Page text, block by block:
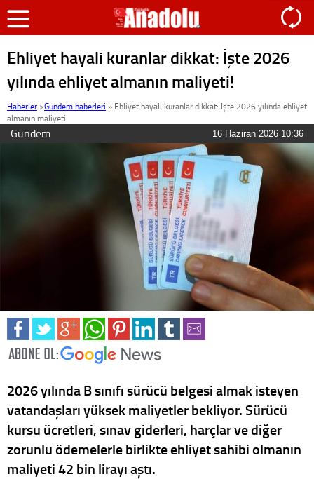
Ehliyet hayali kuranlar dikkat: İşte 2026
yılında ehliyet almanın maliyeti!
Haberler >Gündem haberleri » Ehliyet hayali kuranlar dikkat: İşte 2026 yılında ehliyet
almanın maliyeti!
Gündem 16 Haziran 2026 10:36
2026 yılında B sınıfı sürücü belgesi almak isteyen
vatandaşları yüksek maliyetler bekliyor. Sürücü
kursu ücretleri, sınav giderleri, harçlar ve diğer
zorunlu ödemelerle birlikte ehliyet sahibi olmanın
maliyeti 42 bin lirayı aştı.